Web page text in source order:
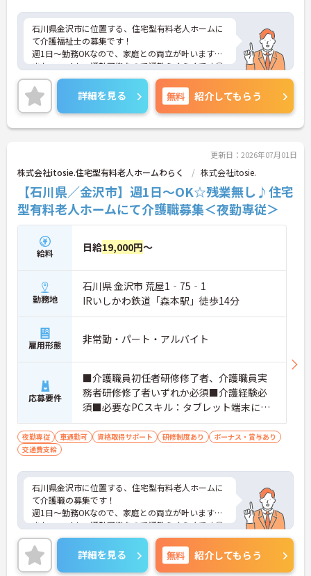
石川県金沢市に位置する、住宅型有料老人ホームに
て介護福祉士の募集です！
週1日～勤務OKなので、家庭との両立が叶います☆
また、マイカー通勤可能なので通勤らくらくです◎
ご興味のある方には、面接対策ポイントなど、さら
に詳細をお話しいたしますのでお気軽にご相談くだ
さい！
詳細を見る 無料 紹介してもらう
更新日：2026年07月01日
株式会社itosie.住宅型有料老人ホームわらく 株式会社itosie.
【石川県／金沢市】週1日～OK☆残業無し♪住宅
型有料老人ホームにて介護職募集＜夜勤専従＞
給料 日給19,000円～
勤務地
石川県 金沢市 荒屋1‐75‐1
IRいしかわ鉄道「森本駅」徒歩14分
雇用形態 非常勤・パート・アルバイト
応募要件
■介護職員初任者研修修了者、介護職員実
務者研修修了者いずれか必須■介護経験必
須■必要なPCスキル：タブレット端末に記
録を入力程度
夜勤専従 車通勤可 資格取得サポート 研修制度あり
ボーナス・賞与あり
交通費支給
石川県金沢市に位置する、住宅型有料老人ホームに
て介護職の募集です！
週1日～勤務OKなので、家庭との両立が叶います☆
また、マイカー通勤可能なので通勤らくらくです◎
ご興味のある方には、面接対策ポイントなど、さら
に詳細をお話しいたしますのでお気軽にご相談くだ
さい！
詳細を見る 無料 紹介してもらう